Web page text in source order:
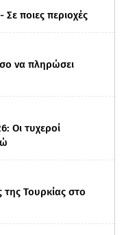
ποιες περιοχές
να πληρώσει
Οι τυχεροί
της Τουρκίας στο